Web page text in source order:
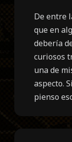
De entre
que en
debería
curiosos
una de
aspecto.
pienso